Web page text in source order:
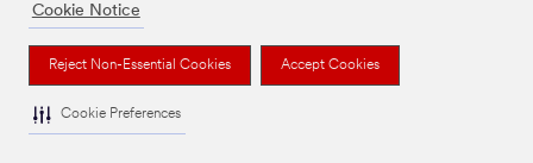
Cookie Notice
Reject Non-Essential Cookies Accept Cookies
Cookie Preferences